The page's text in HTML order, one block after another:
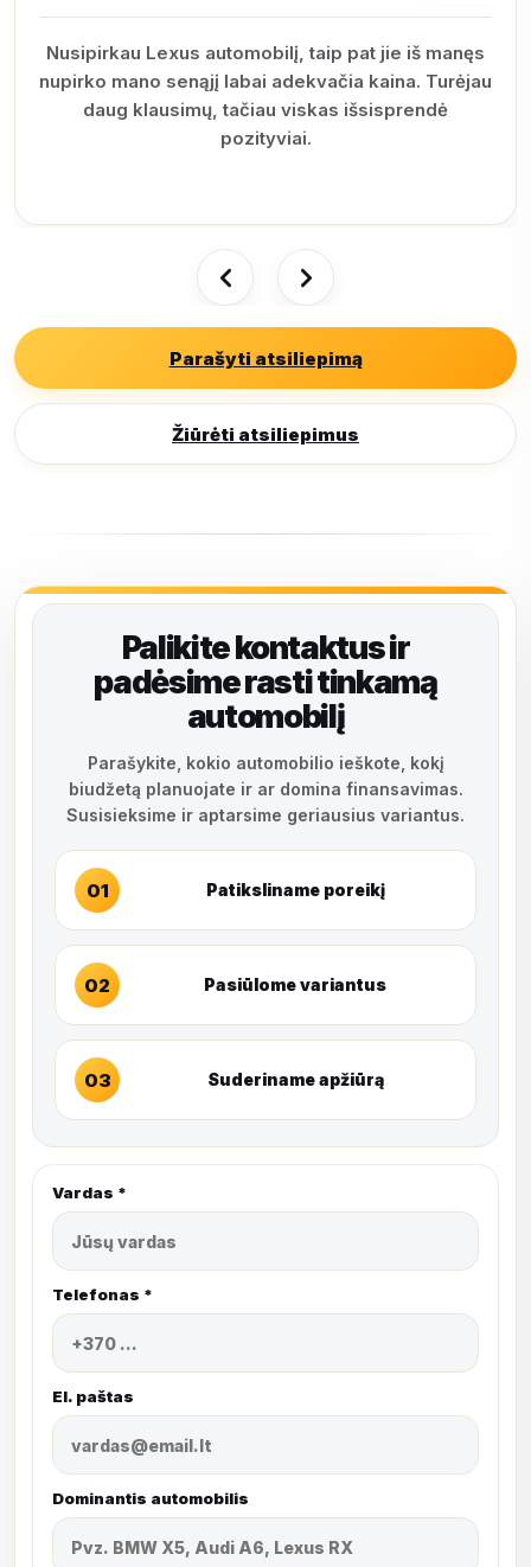
Nusipirkau Lexus automobilį, taip pat jie iš manęs
nupirko mano senąjį labai adekvačia kaina. Turėjau
daug klausimų, tačiau viskas išsisprendė
pozityviai.
Parašyti atsiliepimą
Žiūrėti atsiliepimus
Palikite kontaktus ir
padėsime rasti tinkamą
automobilį
Parašykite, kokio automobilio ieškote, kokį
biudžetą planuojate ir ar domina finansavimas.
Susisieksime ir aptarsime geriausius variantus.
01 Patiksliname poreikį
02 Pasiūlome variantus
03 Suderiname apžiūrą
Vardas *
Telefonas *
El. paštas
Dominantis automobilis